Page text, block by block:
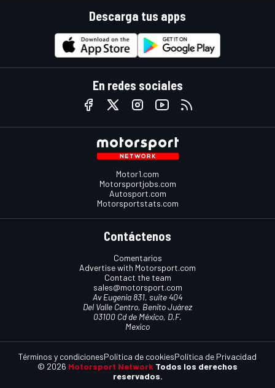
Descarga tus apps
En redes sociales
Motor1.com
Motorsportjobs.com
Autosport.com
Motorsportstats.com
Contáctenos
Comentarios
Advertise with Motorsport.com
Contact the team
sales@motorsport.com
Av Eugenia 831, suite 404
Del Valle Centro, Benito Juárez
03100 Cd de México, D.F.
Mexico
© 2026 Motorsport Network Todos los derechos
reservados.
Términos y condicionesPolítica de cookiesPolítica de Privacidad